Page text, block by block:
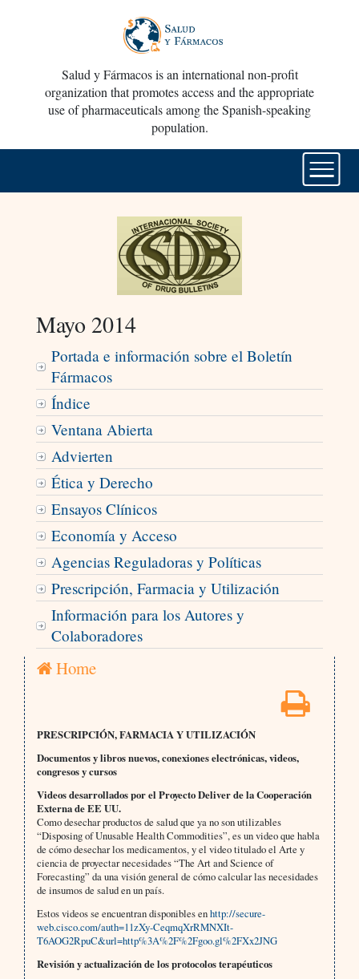
Salud y Fármacos is an international non-profit
organization that promotes access and the appropriate
use of pharmaceuticals among the Spanish-speaking
population.
Mayo 2014
Portada e información sobre el Boletín
Fármacos
Índice
Ventana Abierta
Advierten
Ética y Derecho
Ensayos Clínicos
Economía y Acceso
Agencias Reguladoras y Políticas
Prescripción, Farmacia y Utilización
Información para los Autores y
Colaboradores
Home
PRESCRIPCIÓN, FARMACIA Y UTILIZACIÓN
Documentos y libros nuevos, conexiones electrónicas, videos,
congresos y cursos
Videos desarrollados por el Proyecto Deliver de la Cooperación
Externa de EE UU.
Como desechar productos de salud que ya no son utilizables
“Disposing of Unusable Health Commodities”, es un video que habla
de cómo desechar los medicamentos, y el video titulado el Arte y
ciencia de proyectar necesidades “The Art and Science of
Forecasting” da una visión general de cómo calcular las necesidades
de insumos de salud en un país.
Estos videos se encuentran disponibles enhttp://secure-
web.cisco.com/auth=11zXy-CeqmqXrRMNXIt-
T6AOG2RpuC&url=http%3A%2F%2Fgoo.gl%2FXx2JNG
Revisión y actualización de los protocolos terapéuticos